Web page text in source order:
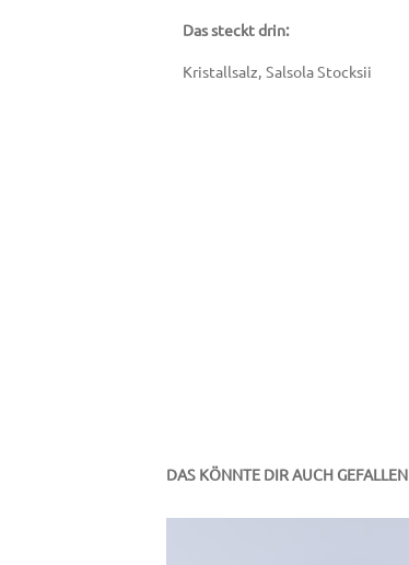
Das steckt drin:
Kristallsalz, Salsola Stocksii
DAS KÖNNTE DIR AUCH GEFALLEN